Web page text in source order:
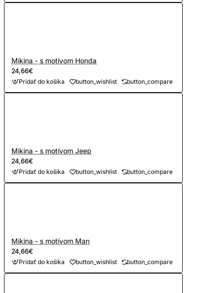
Mikina - s motívom Honda
24,66€
Pridať do košíka button_wishlist button_compare
Mikina - s motívom Jeep
24,66€
Pridať do košíka button_wishlist button_compare
Mikina - s motívom Man
24,66€
Pridať do košíka button_wishlist button_compare